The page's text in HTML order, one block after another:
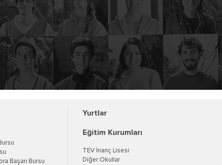
Başarı Bursu
Yurtlar
Eğitim Kurumları
TEV İnanç Lisesi
Diğer Okullar